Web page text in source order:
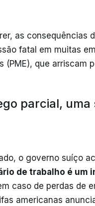
as
fatal em muitas
(PME), que arriscam
parcial,
o governo suíço
de trabalho é um
caso de perdas de
americanas